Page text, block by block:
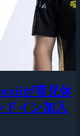
が育児休
ドイン加入